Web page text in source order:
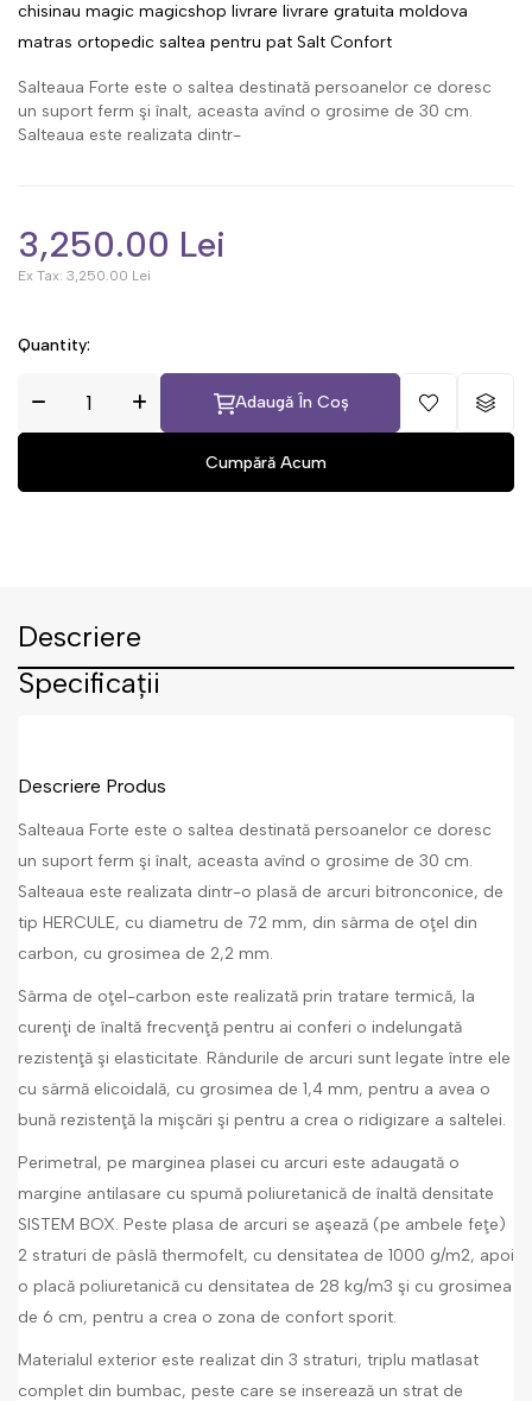
chisinau magic magicshop livrare livrare gratuita moldova
matras ortopedic saltea pentru pat Salt Confort
Salteaua Forte este o saltea destinată persoanelor ce doresc
un suport ferm şi înalt, aceasta avînd o grosime de 30 cm.
Salteaua este realizata dintr-
3,250.00 Lei
Ex Tax: 3,250.00 Lei
Quantity:
Adaugă În Coș
Descriere
Specificații
Descriere Produs
Salteaua Forte este o saltea destinată persoanelor ce doresc
un suport ferm şi înalt, aceasta avînd o grosime de 30 cm.
Salteaua este realizata dintr-o plasă de arcuri bitronconice, de
tip HERCULE, cu diametru de 72 mm, din sârma de oţel din
carbon, cu grosimea de 2,2 mm.
Sârma de oţel-carbon este realizată prin tratare termică, la
curenţi de înaltă frecvenţă pentru ai conferi o indelungată
rezistenţă şi elasticitate. Rândurile de arcuri sunt legate între ele
cu sârmă elicoidală, cu grosimea de 1,4 mm, pentru a avea o
bună rezistenţă la mişcări şi pentru a crea o ridigizare a saltelei.
Perimetral, pe marginea plasei cu arcuri este adaugată o
margine antilasare cu spumă poliuretanică de înaltă densitate
SISTEM BOX. Peste plasa de arcuri se aşează (pe ambele feţe)
2 straturi de pâslă thermofelt, cu densitatea de 1000 g/m2, apoi
o placă poliuretanică cu densitatea de 28 kg/m3 şi cu grosimea
de 6 cm, pentru a crea o zona de confort sporit.
Materialul exterior este realizat din 3 straturi, triplu matlasat
complet din bumbac, peste care se inserează un strat de